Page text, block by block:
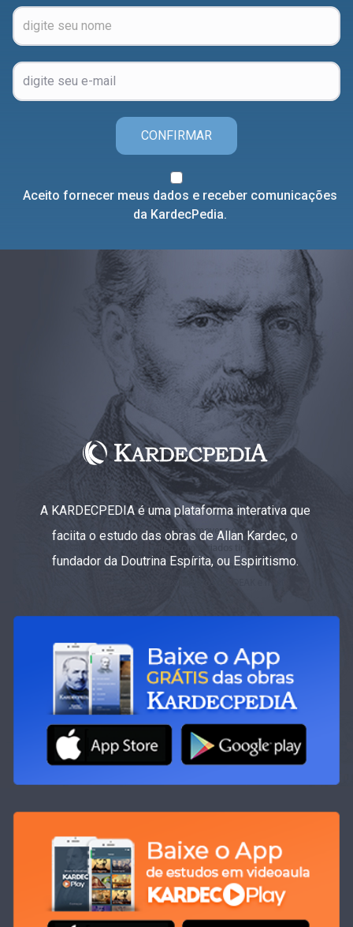
CONFIRMAR
Aceito fornecer meus dados e receber comunicações
da KardecPedia.
A KARDECPEDIA é uma plataforma interativa que
faciita o estudo das obras de Allan Kardec, o
fundador da Doutrina Espírita, ou Espiritismo.